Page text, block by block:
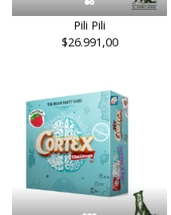
Pili Pili
$26.991,00